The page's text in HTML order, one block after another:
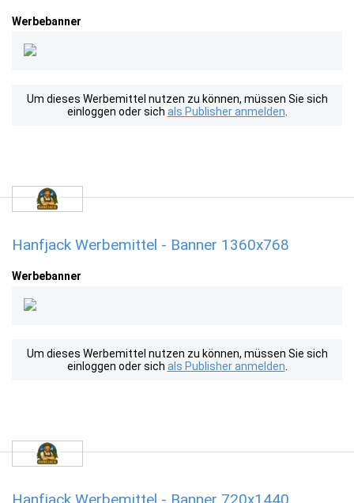
Werbebanner
Um dieses Werbemittel nutzen zu können, müssen Sie sich
einloggen oder sich als Publisher anmelden
Hanfjack Werbemittel - Banner 1360x768
Werbebanner
Um dieses Werbemittel nutzen zu können, müssen Sie sich
einloggen oder sich als Publisher anmelden